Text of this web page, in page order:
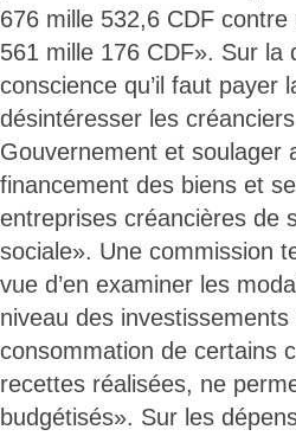
676 mille 532,6 CDF
561 mille 176 CDF». Sur
conscience qu’il faut payer
désintéresser les
Gouvernement et soulager
financement des biens et
entreprises créancières de
sociale». Une commission
vue d’en examiner les
niveau des
consommation de certains
recettes réalisées, ne
budgétisés». Sur les